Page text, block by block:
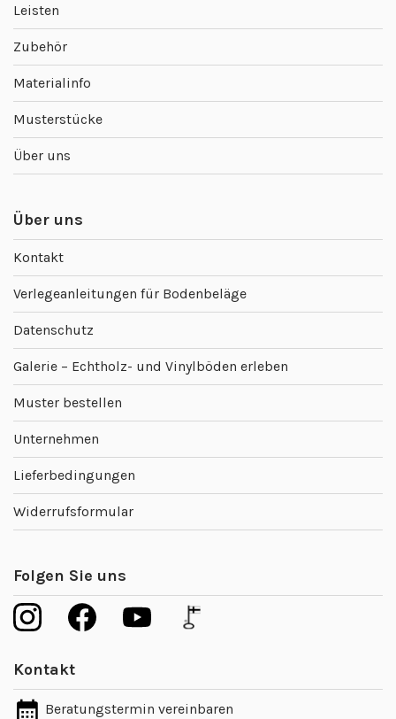
Leisten
Zubehör
Materialinfo
Musterstücke
Über uns
Über uns
Kontakt
Verlegeanleitungen für Bodenbeläge
Datenschutz
Galerie – Echtholz- und Vinylböden erleben
Muster bestellen
Unternehmen
Lieferbedingungen
Widerrufsformular
Folgen Sie uns
Kontakt
Beratungstermin vereinbaren